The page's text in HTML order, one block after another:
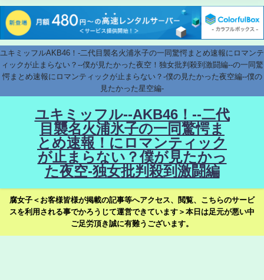
ユキミッフルAKB46！-二代目襲名火浦氷子の一同驚愕まとめ速報にロマンテ
ィックが止まらない？--僕が見たかった夜空！独女批判殺到激闘編--の一同驚
愕まとめ速報にロマンティックが止まらない？-僕の見たかった夜空編--僕の
見たかった星空編-
ユキミッフル--AKB46！--二代
目襲名火浦氷子の一同驚愕ま
とめ速報！にロマンティック
が止まらない？僕が見たかっ
た夜空-独女批判殺到激闘編
腐女子＜お客様皆様が掲載の記事等へアクセス、閲覧、こちらのサービ
スを利用される事でかろうじて運営できています＞本日は足元が悪い中
ご足労頂き誠に有難うございます。